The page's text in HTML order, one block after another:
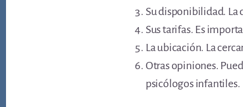
Su disponibilidad. La
Sus tarifas. Es
La ubicación. La
Otras opiniones.
psicólogos infantiles.